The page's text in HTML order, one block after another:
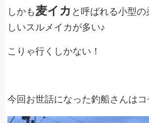
しかも麦イカ と呼ばれる小型
しいスルメイカが多い♪
こりゃ行くしかない！
今回お世話になった釣船さんはコ